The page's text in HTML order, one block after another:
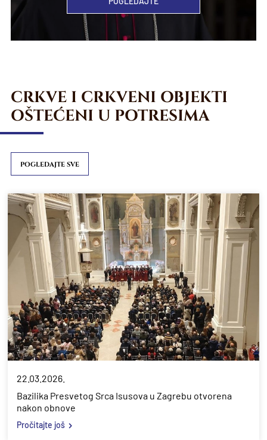
CRKVE I CRKVENI OBJEKTI
OŠTEĆENI U POTRESIMA
POGLEDAJTE SVE
22.03.2026.
Bazilika Presvetog Srca Isusova u Zagrebu otvorena
nakon obnove
Pročitajte još